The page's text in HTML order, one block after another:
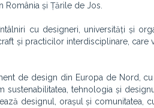
și Țările de Jos.
cu designeri, universități și
și practicilor interdisciplinare,
de design din Europa de Nord,
tehnologia și
designul, orașul și comunitatea,